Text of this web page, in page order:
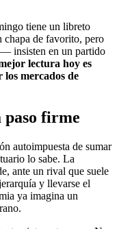
tiene un libreto
chapa de favorito, pero
insisten en un partido
lectura hoy es
mercados de
firme
autoimpuesta de sumar
lo sabe. La
ante un rival que suele
y llevarse el
ya imagina un